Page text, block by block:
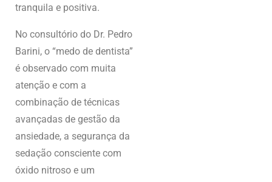
tranquila e positiva.
No consultório do Dr. Pedro
Barini, o “medo de dentista”
é observado com muita
atenção e com a
combinação de técnicas
avançadas de gestão da
ansiedade, a segurança da
sedação consciente com
óxido nitroso e um